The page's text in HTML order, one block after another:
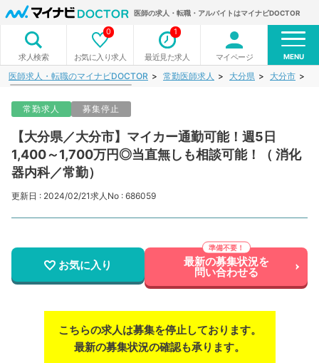
医師の求人・転職・アルバイトはマイナビDOCTOR
求人検索 お気に入り求人
0
最近見た求人
1
マイページ MENU
医師求人・転職のマイナビDOCTOR 常勤医師求人 大分県 大分市
常勤求人 募集停止
【大分県／大分市】マイカー通勤可能！週5日
1,400～1,700万円◎当直無しも相談可能！（ 消化
器内科／常勤）
更新日 : 2024/02/21求人No : 686059
お気に入り 最新の募集状況を
問い合わせる
こちらの求人は募集を停止しております。
最新の募集状況の確認も承ります。